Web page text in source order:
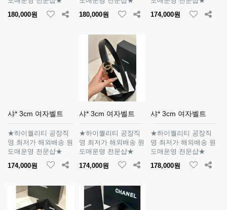
180,000원
180,000원
174,000원
샤* 3cm 여자벨트
★하이퀄리티 공장직
영 최저가 해외배송 원
도매운영 전문샵★
174,000원
샤* 3cm 여자벨트
★하이퀄리티 공장직
영 최저가 해외배송 원
도매운영 전문샵★
174,000원
샤* 3cm 여자벨트
★하이퀄리티 공장직
영 최저가 해외배송 원
도매운영 전문샵★
178,000원